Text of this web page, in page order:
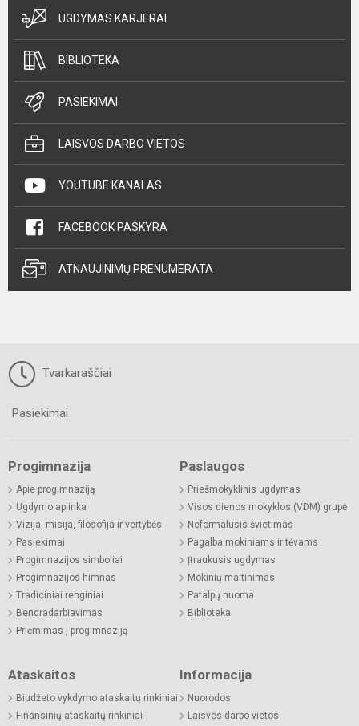
UGDYMAS KARJERAI
BIBLIOTEKA
PASIEKIMAI
LAISVOS DARBO VIETOS
YOUTUBE KANALAS
FACEBOOK PASKYRA
ATNAUJINIMŲ PRENUMERATA
Tvarkaraščiai
Pasiekimai
Progimnazija
Apie progimnaziją
Ugdymo aplinka
Vizija, misija, filosofija ir vertybės
Pasiekimai
Progimnazijos simboliai
Progimnazijos himnas
Tradiciniai renginiai
Bendradarbiavimas
Priėmimas į progimnaziją
Paslaugos
Priešmokyklinis ugdymas
Visos dienos mokyklos (VDM) grupė
Neformalusis švietimas
Pagalba mokiniams ir tėvams
Įtraukusis ugdymas
Mokinių maitinimas
Patalpų nuoma
Biblioteka
Ataskaitos
Biudžeto vykdymo ataskaitų rinkiniai
Finansinių ataskaitų rinkiniai
Informacija
Nuorodos
Laisvos darbo vietos